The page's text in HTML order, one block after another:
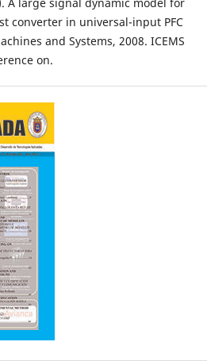
converter in universal-input PFC
and Systems, 2008. ICEMS
on.